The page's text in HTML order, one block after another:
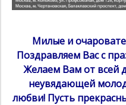
Милые и
Поздравляем Вас с
Желаем Вам от всей
неувядающей
любви! Пусть